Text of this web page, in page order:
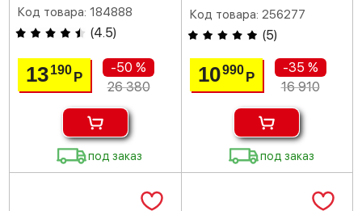
Код товара: 184888
(4.5)
13190Р
-50 %
26 380
под заказ
Код товара: 256277
(5)
10990 Р
-35 %
16 910
под заказ